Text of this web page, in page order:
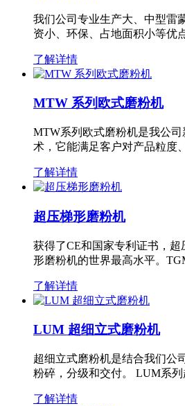
我们公司专业生产大、中型雷
资小、环保、占地面积小等优
了解详情
MTW 系列欧式磨粉机
MTW系列欧式磨粉机是我公
术，它能满足客户对产品粒度
了解详情
超压梯形磨粉机
获得了CE和国家专利证书，
形磨粉机的世界最高水平。
了解详情
LUM 超细立式磨粉机
超细立式磨粉机是结合我们公
粉碎，分级和交付。 LUM系
了解详情